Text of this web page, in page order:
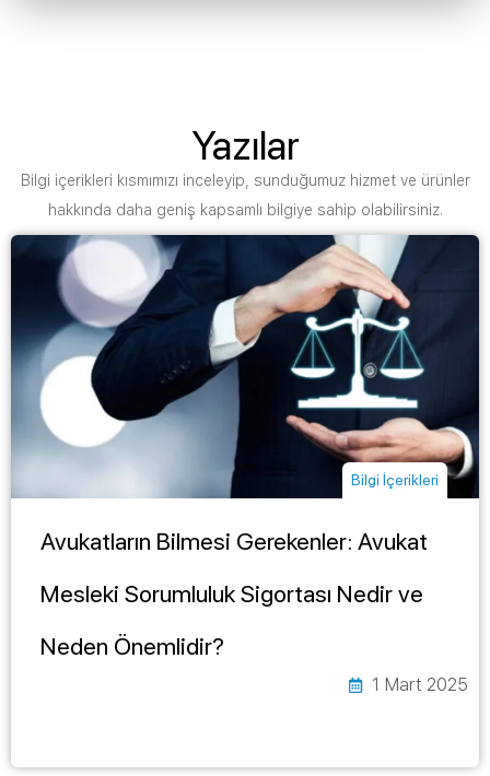
Yazılar
Bilgi içerikleri kısmımızı inceleyip, sunduğumuz hizmet ve ürünler
hakkında daha geniş kapsamlı bilgiye sahip olabilirsiniz.
Bilgi İçerikleri
Avukatların Bilmesi Gerekenler: Avukat
Mesleki Sorumluluk Sigortası Nedir ve
Neden Önemlidir?
1 Mart 2025